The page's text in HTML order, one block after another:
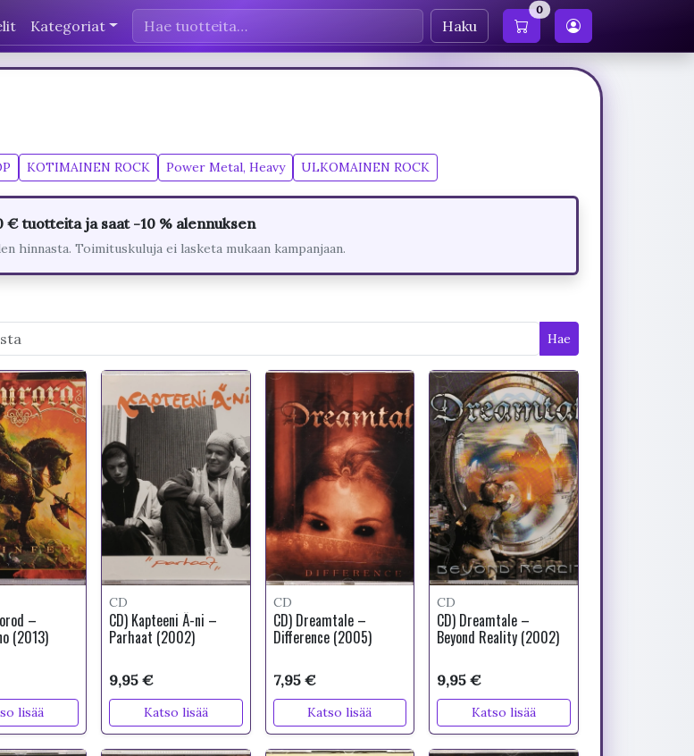
Kategoriat Haku
0
KOTIMAINEN ROCK Power Metal, Heavy ULKOMAINEN ROCK
€ tuotteita ja saat -10 % alennuksen
hinnasta. Toimituskuluja ei lasketa mukaan kampanjaan.
Hae
–
(2013)
lisää
CD
CD) Kapteeni Ä-ni –
Parhaat (2002)
9,95 €
Katso lisää
CD
CD) Dreamtale –
Difference (2005)
7,95 €
Katso lisää
CD
CD) Dreamtale –
Beyond Reality (2002)
9,95 €
Katso lisää